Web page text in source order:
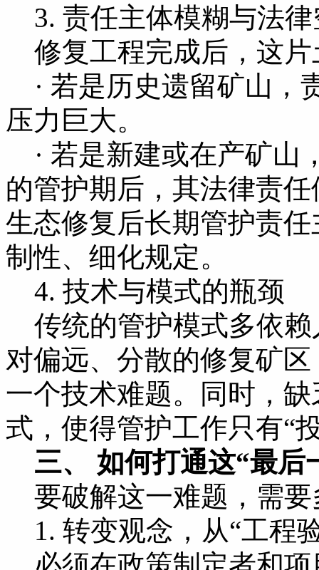
3. 责任主体模糊与法律
修复工程完成后，这片
· 若是历史遗留矿山，
压力巨大。
· 若是新建或在产矿山
的管护期后，其法律责
生态修复后长期管护责
制性、细化规定。
4. 技术与模式的瓶颈
传统的管护模式多依赖
对偏远、分散的修复矿
一个技术难题。同时，
式，使得管护工作只有“
三、 如何打通这“最后
要破解这一难题，需要
1. 转变观念，从“工程